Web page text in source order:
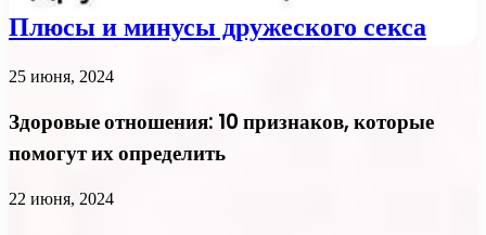
Плюсы и минусы дружеского секса
25 июня, 2024
Здоровые отношения: 10 признаков, которые
помогут их определить
22 июня, 2024